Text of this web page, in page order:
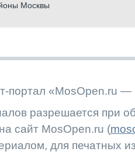
Москвы
портал «MosOpen.ru —
разрешается при
сайт MosOpen.ru (
для печатных